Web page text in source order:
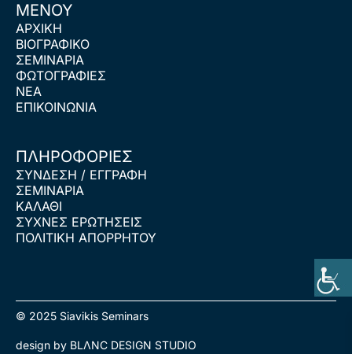
ΜΕΝΟΥ
ΑΡΧΙΚΗ
ΒΙΟΓΡΑΦΙΚΟ
ΣΕΜΙΝΑΡΙΑ
ΦΩΤΟΓΡΑΦΙΕΣ
ΝΕΑ
ΕΠΙΚΟΙΝΩΝΙΑ
ΠΛΗΡΟΦΟΡΙΕΣ
ΣΥΝΔΕΣΗ / ΕΓΓΡΑΦΗ
ΣΕΜΙΝΑΡΙΑ
ΚΑΛΑΘΙ
ΣΥΧΝΕΣ ΕΡΩΤΗΣΕΙΣ
ΠΟΛΙΤΙΚΗ ΑΠΟΡΡΗΤΟΥ
© 2025 Siavikis Seminars
design by BLΛNC DESIGN STUDIO